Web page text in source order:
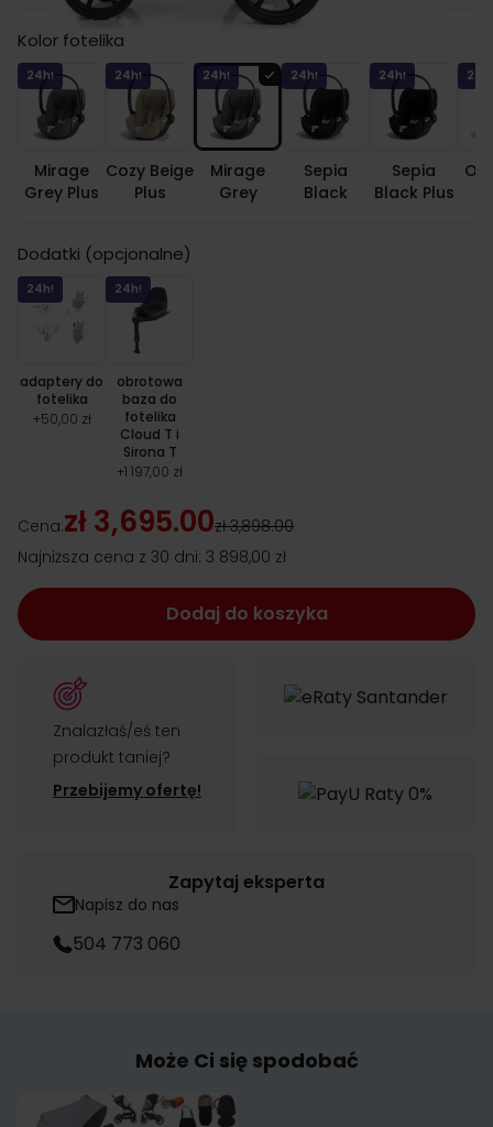
Kolor fotelika
24h!
Mirage
Grey Plus
24h!
Cozy Beige
Plus
24h!
Mirage
Grey
24h!
Sepia
Black
24h!
Sepia
Black Plus
24h!
Dodatki (opcjonalne)
24h!
adaptery do
fotelika
+50,00 zł
24h!
obrotowa
baza do
fotelika
Cloud T i
Sirona T
+1 197,00 zł
Cena:zł 3,695.00zł 3,898.00
Najniższa cena z 30 dni: 3 898,00 zł
Dodaj do koszyka
Znalazłaś/eś ten
produkt taniej?
Przebijemy ofertę!
Zapytaj eksperta
Napisz do nas
504 773 060
Może Ci się spodobać